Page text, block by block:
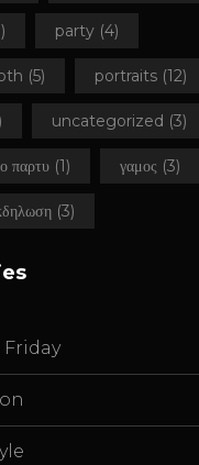
party (4)
(5) portraits (12)
uncategorized (3)
παρτυ (1) γαμος (3)
(3)